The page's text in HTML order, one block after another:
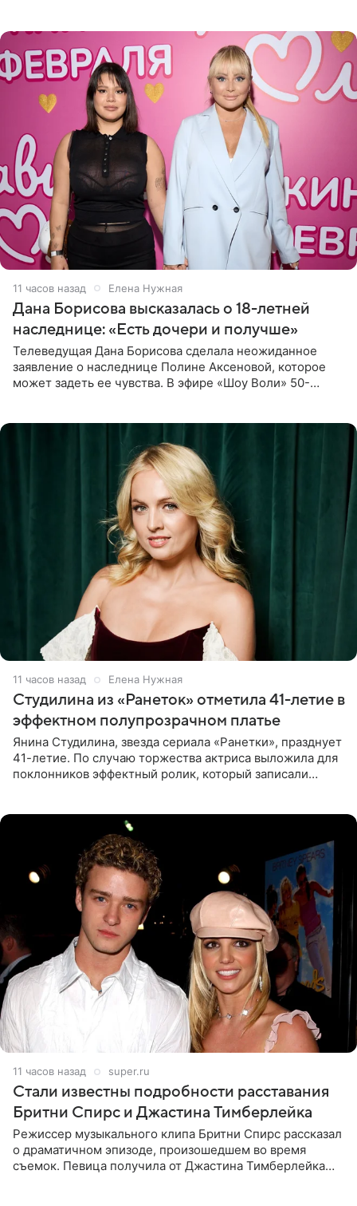
11 часов назад Елена Нужная
Дана Борисова высказалась о 18-летней
наследнице: «Есть дочери и получше»
Телеведущая Дана Борисова сделала неожиданное
заявление о наследнице Полине Аксеновой, которое
может задеть ее чувства. В эфире «Шоу Воли» 50-
11 часов назад Елена Нужная
Студилина из «Ранеток» отметила 41-летие в
эффектном полупрозрачном платье
Янина Студилина, звезда сериала «Ранетки», празднует
41-летие. По случаю торжества актриса выложила для
поклонников эффектный ролик, который записали
11 часов назад super.ru
Стали известны подробности расставания
Бритни Спирс и Джастина Тимберлейка
Режиссер музыкального клипа Бритни Спирс рассказал
о драматичном эпизоде, произошедшем во время
съемок. Певица получила от Джастина Тимберлейка